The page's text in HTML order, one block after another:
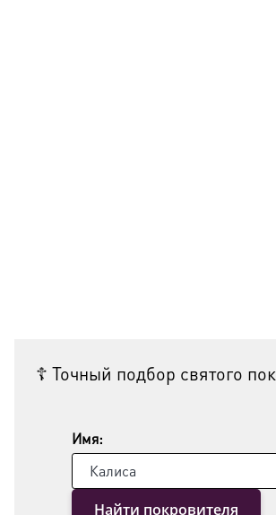
☦ Точный подбор святого
Имя:
Найти покровителя